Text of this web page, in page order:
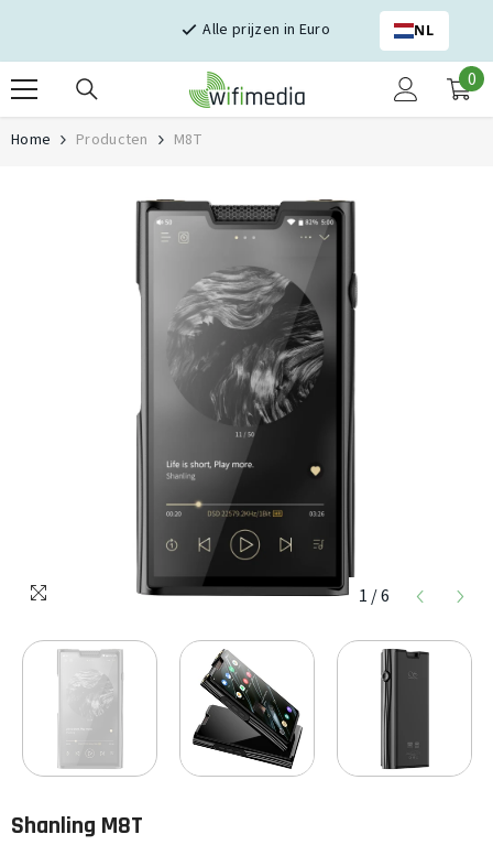
Alle prijzen in Euro NL
0
0
Home Producten M8T
Shanling M8T
1 /6